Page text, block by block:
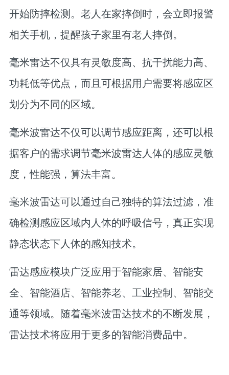
开始防摔检测。老人在家摔倒时，会立即报警
相关手机，提醒孩子家里有老人摔倒。
毫米雷达不仅具有灵敏度高、抗干扰能力高、
功耗低等优点，而且可根据用户需要将感应区
划分为不同的区域。
毫米波雷达不仅可以调节感应距离，还可以根
据客户的需求调节毫米波雷达人体的感应灵敏
度，性能强，算法丰富。
毫米波雷达可以通过自己独特的算法过滤，准
确检测感应区域内人体的呼吸信号，真正实现
静态状态下人体的感知技术。
雷达感应模块广泛应用于智能家居、智能安
全、智能酒店、智能养老、工业控制、智能交
通等领域。随着毫米波雷达技术的不断发展，
雷达技术将应用于更多的智能消费品中。